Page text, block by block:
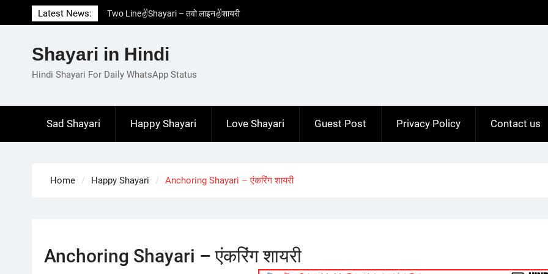
to
Latest News:
Two Line✌️Shayari – तवो लाइन✌️शायरी
Love😓Lines In Hindi – लव😓लाइन्स इन हिंदी
Love🥳Poetry In Hindi – लव🥳पोएट्री इन हिंदी
1 Line☝️Shayari In Hindi – १ लाइन☝️शायरी इन
Shayari in Hindi
Hindi Shayari For Daily WhatsApp Status
Sad Shayari Happy Shayari Love Shayari Guest Post Privacy Policy Contact us
Home Happy Shayari Anchoring Shayari – एंकरिंग शायरी
Anchoring Shayari – एंकरिंग शायरी